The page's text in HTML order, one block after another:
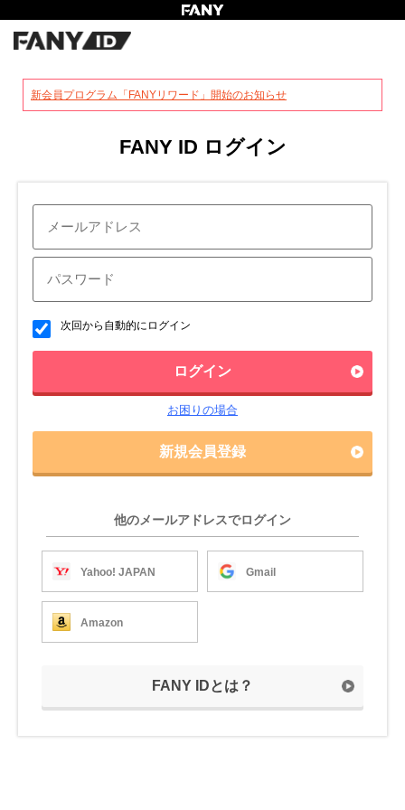
新会員プログラム「FANYリワード」開始のお知らせ
FANY ID ログイン
次回から自動的にログイン
ログイン
お困りの場合
新規会員登録
他のメールアドレスでログイン
Yahoo! JAPAN Gmail
Amazon
FANY IDとは？